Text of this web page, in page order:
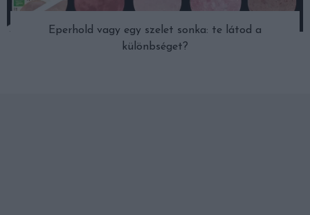
Eperhold vagy egy szelet sonka: te látod a
különbséget?